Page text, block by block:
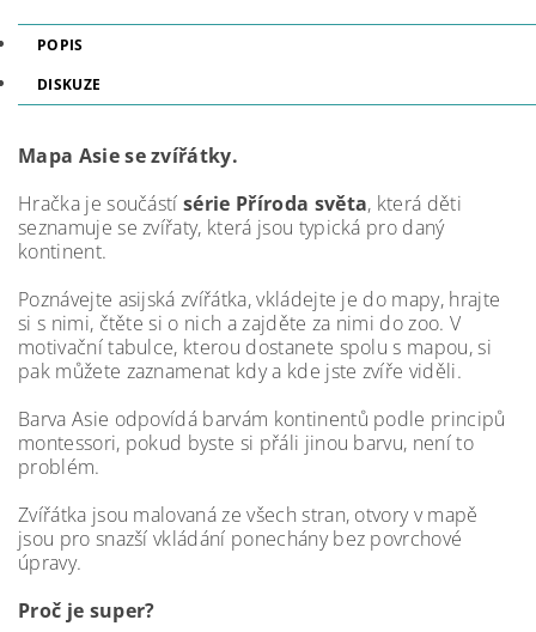
POPIS
DISKUZE
Mapa Asie se zvířátky.
Hračka je součástísérie Příroda světa, která děti
seznamuje se zvířaty, která jsou typická pro daný
kontinent.
Poznávejte asijská zvířátka, vkládejte je do mapy, hrajte
si s nimi, čtěte si o nich a zajděte za nimi do zoo. V
motivační tabulce, kterou dostanete spolu s mapou, si
pak můžete zaznamenat kdy a kde jste zvíře viděli.
Barva Asie odpovídá barvám kontinentů podle principů
montessori, pokud byste si přáli jinou barvu, není to
problém.
Zvířátka jsou malovaná ze všech stran, otvory v mapě
jsou pro snazší vkládání ponechány bez povrchové
úpravy.
Proč je super?